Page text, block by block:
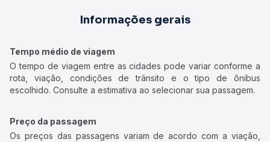
Informações gerais
Tempo médio de viagem
O tempo de viagem entre as cidades pode variar conforme a
rota, viação, condições de trânsito e o tipo de ônibus
escolhido. Consulte a estimativa ao selecionar sua passagem.
Preço da passagem
Os preços das passagens variam de acordo com a viação,